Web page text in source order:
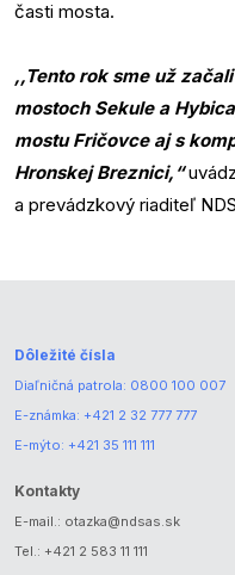
časti mosta.
,,Tento rok sme už
mostoch Sekule a
mostu Fričovce aj s
Hronskej Breznici,“
a prevádzkový riaditeľ
Dôležité čísla
Diaľničná patrola: 0800 100 007
E-známka: +421 2 32 777 777
E-mýto: +421 35 111 111
Kontakty
E-mail.: otazka@ndsas.sk
Tel.: +421 2 583 11 111